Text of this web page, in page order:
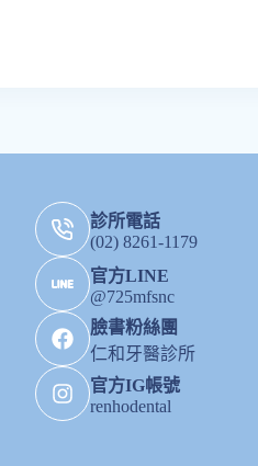
診所電話
(02) 8261-1179
官方LINE
@725mfsnc
臉書粉絲團
仁和牙醫診所
官方IG帳號
renhodental